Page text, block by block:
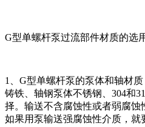
G型单螺杆泵过流部件材质的选
1、G型单螺杆泵的泵体和轴材
铸铁、轴钢泵体不锈钢、304和
择。输送不含腐蚀性或者弱腐蚀
如果用泵输送强腐蚀性介质，就